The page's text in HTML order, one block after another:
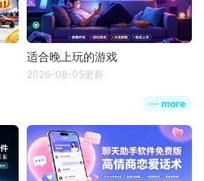
适合晚上玩的游戏
2026-08-05更新
··· more